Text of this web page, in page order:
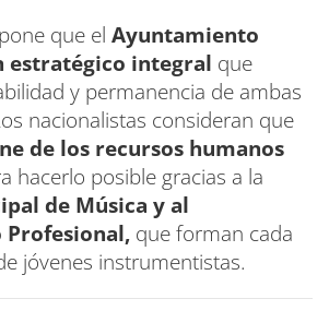
que el Ayuntamiento
estratégico integral que
y permanencia de ambas
nacionalistas consideran que
de los recursos humanos
hacerlo posible gracias a la
de Música y al
que forman cada
jóvenes instrumentistas.